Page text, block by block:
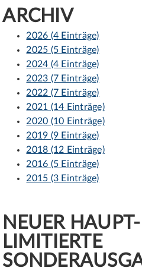
ARCHIV
2026 (4 Einträge)
2025 (5 Einträge)
2024 (4 Einträge)
2023 (7 Einträge)
2022 (7 Einträge)
2021 (14 Einträge)
2020 (10 Einträge)
2019 (9 Einträge)
2018 (12 Einträge)
2016 (5 Einträge)
2015 (3 Einträge)
NEUER
LIMITIERTE